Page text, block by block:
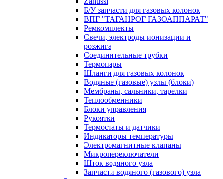
Б/У запчасти для газовых колонок
ВПГ "ТАГАНРОГ ГАЗОАППАРАТ"
Ремкомплекты
Свечи, электроды ионизации и
розжига
Соединительные трубки
Термопары
Шланги для газовых колонок
Водяные (газовые) узлы (блоки)
Мембраны, сальники, тарелки
Теплообменники
Блоки управления
Рукоятки
Термостаты и датчики
Индикаторы температуры
Электромагнитные клапаны
Микропереключатели
Шток водяного узла
Запчасти водяного (газового) узла